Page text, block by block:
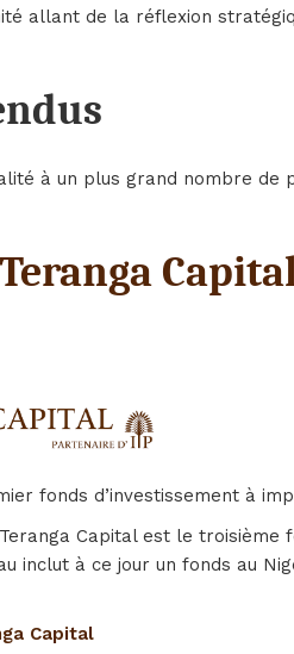
allant de la réflexion
à un plus grand nombre de
fonds d’investissement à
Capital est le
inclut à ce jour un fonds au
Capital